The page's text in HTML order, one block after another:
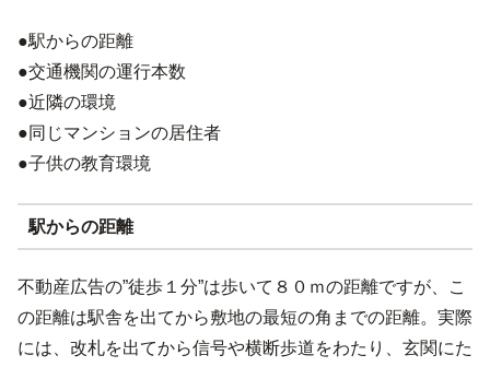
●駅からの距離
●交通機関の運行本数
●近隣の環境
●同じマンションの居住者
●子供の教育環境
駅からの距離
不動産広告の”徒歩１分”は歩いて８０ｍの距離ですが、こ
の距離は駅舎を出てから敷地の最短の角までの距離。実際
には、改札を出てから信号や横断歩道をわたり、玄関にた